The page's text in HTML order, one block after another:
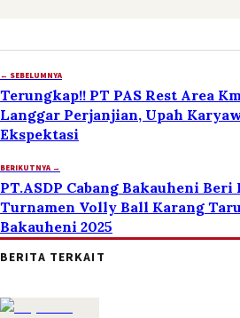
← SEBELUMNYA
Terungkap!! PT PAS Rest Area
Langgar Perjanjian, Upah
Ekspektasi
BERIKUTNYA →
PT.ASDP Cabang Bakauheni
Turnamen Volly Ball Karang
Bakauheni 2025
BERITA TERKAIT